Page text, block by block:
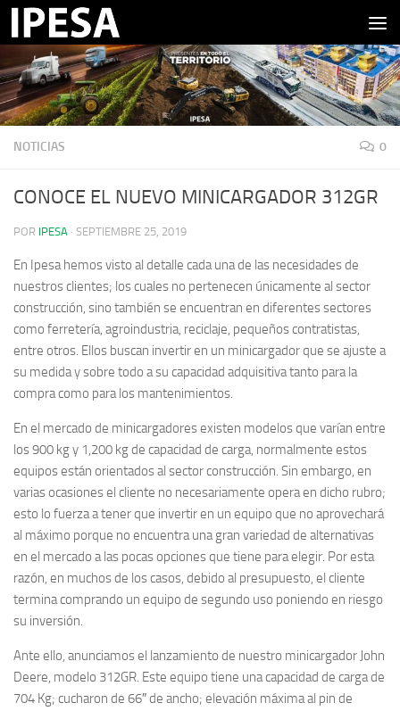
Saltar al contenido
NOTICIAS 0
CONOCE EL NUEVO MINICARGADOR 312GR
POR IPESA · SEPTIEMBRE 25, 2019
En Ipesa hemos visto al detalle cada una de las necesidades de
nuestros clientes; los cuales no pertenecen únicamente al sector
construcción, sino también se encuentran en diferentes sectores
como ferretería, agroindustria, reciclaje, pequeños contratistas,
entre otros. Ellos buscan invertir en un minicargador que se ajuste a
su medida y sobre todo a su capacidad adquisitiva tanto para la
compra como para los mantenimientos.
En el mercado de minicargadores existen modelos que varían entre
los 900 kg y 1,200 kg de capacidad de carga, normalmente estos
equipos están orientados al sector construcción. Sin embargo, en
varias ocasiones el cliente no necesariamente opera en dicho rubro;
esto lo fuerza a tener que invertir en un equipo que no aprovechará
al máximo porque no encuentra una gran variedad de alternativas
en el mercado a las pocas opciones que tiene para elegir. Por esta
razón, en muchos de los casos, debido al presupuesto, el cliente
termina comprando un equipo de segundo uso poniendo en riesgo
su inversión.
Ante ello, anunciamos el lanzamiento de nuestro minicargador John
Deere, modelo 312GR. Este equipo tiene una capacidad de carga de
704 Kg; cucharon de 66″ de ancho; elevación máxima al pin de